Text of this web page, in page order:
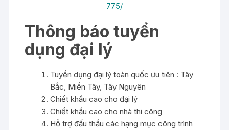
775/
Thông báo tuyển
dụng đại lý
Tuyển dụng đại lý toàn quốc ưu tiên : Tây
Bắc, Miền Tây, Tây Nguyên
Chiết khấu cao cho đại lý
Chiết khấu cao cho nhà thi công
Hỗ trợ đấu thầu các hạng mục công trình